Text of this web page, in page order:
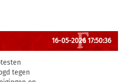
16-05-2026 17:50:36
tegen